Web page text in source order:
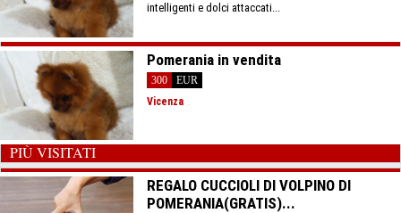
intelligenti e dolci attaccati...
Pomerania in vendita
300
EUR
Vicenza
PIÙ VISITATI
REGALO CUCCIOLI DI VOLPINO DI
POMERANIA(GRATIS)...